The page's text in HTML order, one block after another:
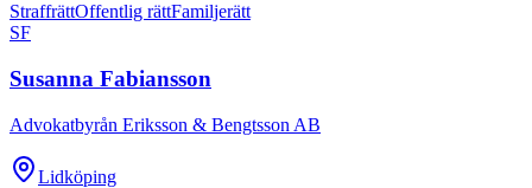
StraffrättOffentlig rättFamiljerätt
SF
Susanna Fabiansson
Advokatbyrån Eriksson & Bengtsson AB
Lidköping